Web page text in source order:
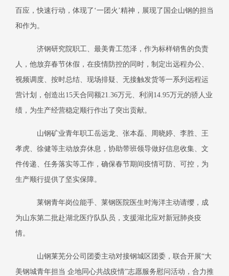
百应，快速行动，体现了‘一团火’精神，展现了国企山钢的担当
和作为。
济钢研究院职工、最美青工范泽，作为标样销售的负责
人，他放弃春节休假，在疫情防控的同时，制定出远程办公、
视频调度、按时总结、现场排疑、无接触发货等一系列远程运
营计划，创造出 15天合同额21.36万元、利润 14.95万元的骄人业
绩，为生产经营稳定顺行作出了突出贡献。
山钢矿业青年职工岳远龙、张本磊、周晓婷、李胜、王
孝虎、徐健等主动放弃休息，协助带班领导做好信息收集、文
件传递、任务落实等工作，确保春节期间疫情可防、可控，为
生产顺行提供了坚实保障。
莱钢青年岗位能手、莱钢医院医生时海洋主动请缨，成
为山东第二批赴湖北医疗队队员，支援湖北应对新冠肺炎疫
情。
山钢莱芜分公司团委主动对接钢城区团委，联合开展“大
美钢城青年担当 企地同心共战疫情”志愿服务慰问活动，合力推